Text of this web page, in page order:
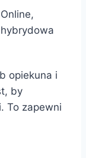
Online,
hybrydowa
opiekuna i
by
To zapewni